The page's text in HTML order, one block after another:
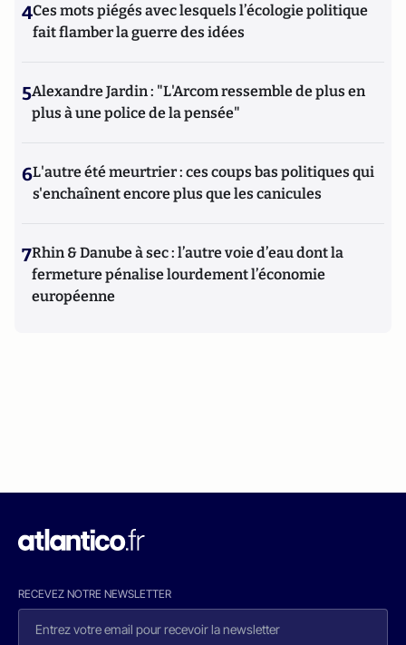
4Ces mots piégés avec lesquels l’écologie politique
fait flamber la guerre des idées
5Alexandre Jardin : "L'Arcom ressemble de plus en
plus à une police de la pensée"
6L'autre été meurtrier : ces coups bas politiques qui
s'enchaînent encore plus que les canicules
7Rhin & Danube à sec : l’autre voie d’eau dont la
fermeture pénalise lourdement l’économie
européenne
RECEVEZ NOTRE NEWSLETTER